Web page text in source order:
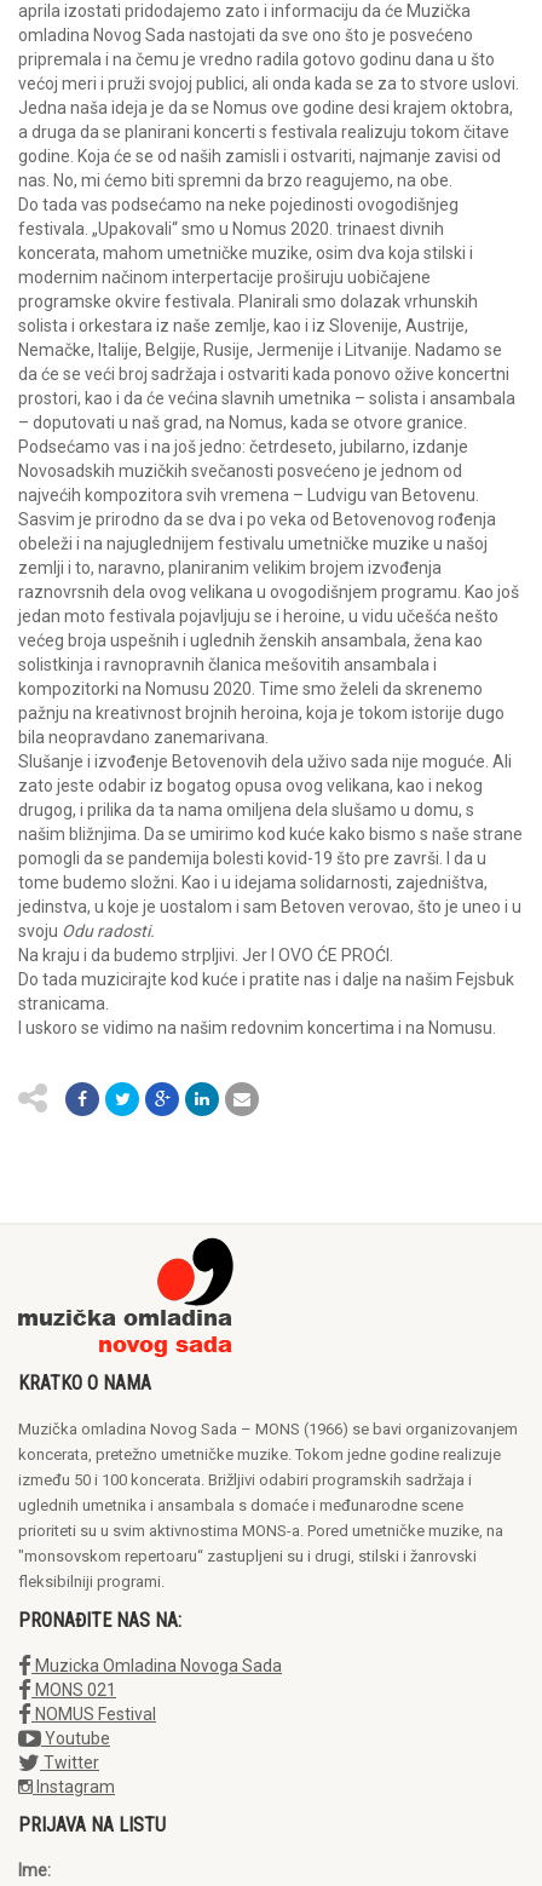
aprila izostati pridodajemo zato i informaciju da će Muzička
omladina Novog Sada nastojati da sve ono što je posvećeno
pripremala i na čemu je vredno radila gotovo godinu dana u što
većoj meri i pruži svojoj publici, ali onda kada se za to stvore uslovi.
Jedna naša ideja je da se Nomus ove godine desi krajem oktobra,
a druga da se planirani koncerti s festivala realizuju tokom čitave
godine. Koja će se od naših zamisli i ostvariti, najmanje zavisi od
nas. No, mi ćemo biti spremni da brzo reagujemo, na obe.
Do tada vas podsećamo na neke pojedinosti ovogodišnjeg
festivala. „Upakovali“ smo u Nomus 2020. trinaest divnih
koncerata, mahom umetničke muzike, osim dva koja stilski i
modernim načinom interpertacije proširuju uobičajene
programske okvire festivala. Planirali smo dolazak vrhunskih
solista i orkestara iz naše zemlje, kao i iz Slovenije, Austrije,
Nemačke, Italije, Belgije, Rusije, Jermenije i Litvanije. Nadamo se
da će se veći broj sadržaja i ostvariti kada ponovo ožive koncertni
prostori, kao i da će većina slavnih umetnika – solista i ansambala
– doputovati u naš grad, na Nomus, kada se otvore granice.
Podsećamo vas i na još jedno: četrdeseto, jubilarno, izdanje
Novosadskih muzičkih svečanosti posvećeno je jednom od
najvećih kompozitora svih vremena – Ludvigu van Betovenu.
Sasvim je prirodno da se dva i po veka od Betovenovog rođenja
obeleži i na najuglednijem festivalu umetničke muzike u našoj
zemlji i to, naravno, planiranim velikim brojem izvođenja
raznovrsnih dela ovog velikana u ovogodišnjem programu. Kao još
jedan moto festivala pojavljuju se i heroine, u vidu učešća nešto
većeg broja uspešnih i uglednih ženskih ansambala, žena kao
solistkinja i ravnopravnih članica mešovitih ansambala i
kompozitorki na Nomusu 2020. Time smo želeli da skrenemo
pažnju na kreativnost brojnih heroina, koja je tokom istorije dugo
bila neopravdano zanemarivana.
Slušanje i izvođenje Betovenovih dela uživo sada nije moguće. Ali
zato jeste odabir iz bogatog opusa ovog velikana, kao i nekog
drugog, i prilika da ta nama omiljena dela slušamo u domu, s
našim bližnjima. Da se umirimo kod kuće kako bismo s naše strane
pomogli da se pandemija bolesti kovid-19 što pre završi. I da u
tome budemo složni. Kao i u idejama solidarnosti, zajedništva,
jedinstva, u koje je uostalom i sam Betoven verovao, što je uneo i u
svoju Odu radosti.
Na kraju i da budemo strpljivi. Jer I OVO ĆE PROĆI.
Do tada muzicirajte kod kuće i pratite nas i dalje na našim Fejsbuk
stranicama.
I uskoro se vidimo na našim redovnim koncertima i na Nomusu.
KRATKO O NAMA
Muzička omladina Novog Sada – MONS (1966) se bavi organizovanjem
koncerata, pretežno umetničke muzike. Tokom jedne godine realizuje
između 50 i 100 koncerata. Brižljivi odabiri programskih sadržaja i
uglednih umetnika i ansambala s domaće i međunarodne scene
prioriteti su u svim aktivnostima MONS-a. Pored umetničke muzike, na
"monsovskom repertoaru“ zastupljeni su i drugi, stilski i žanrovski
fleksibilniji programi.
PRONAĐITE NAS NA:
Muzicka Omladina Novoga Sada
MONS 021
NOMUS Festival
Youtube
Twitter
Instagram
PRIJAVA NA LISTU
Ime: